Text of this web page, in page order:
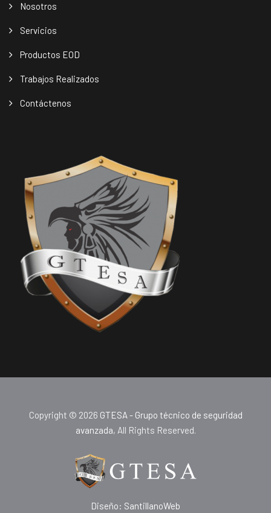
Nosotros
Servicios
Productos EOD
Trabajos Realizados
Contáctenos
Copyright © 2026 GTESA - Grupo técnico de seguridad
avanzada, All Rights Reserved.
Diseño: SantillanoWeb